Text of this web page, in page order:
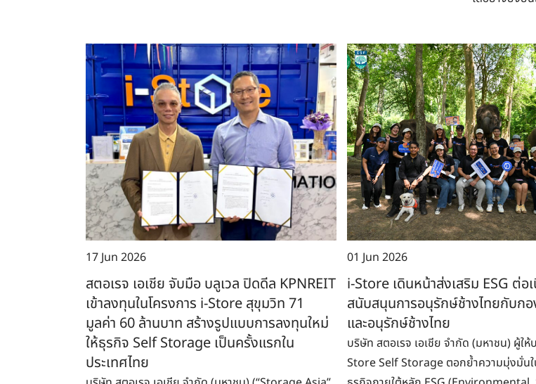
17 Jun 2026
สตอเรจ เอเชีย จับมือ บลูเวล ปิดดีล KPNREIT
เข้าลงทุนในโครงการ i-Store สุขุมวิท 71
มูลค่า 60 ล้านบาท สร้างรูปแบบการลงทุนใหม่
ให้ธุรกิจ Self Storage เป็นครั้งแรกใน
ประเทศไทย
01 Jun 2026
i-Store เดินหน้าส่งเสริม ESG ต่อ
สนับสนุนการอนุรักษ์ช้างไทยกับก
และอนุรักษ์ช้างไทย
บริษัท สตอเรจ เอเชีย จำกัด (มหาชน) ผู้ให้
Store Self Storage ตอกย้ำความมุ่งมั่นใ